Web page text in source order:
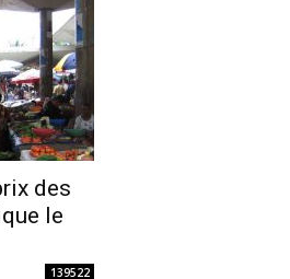
des
le
139522